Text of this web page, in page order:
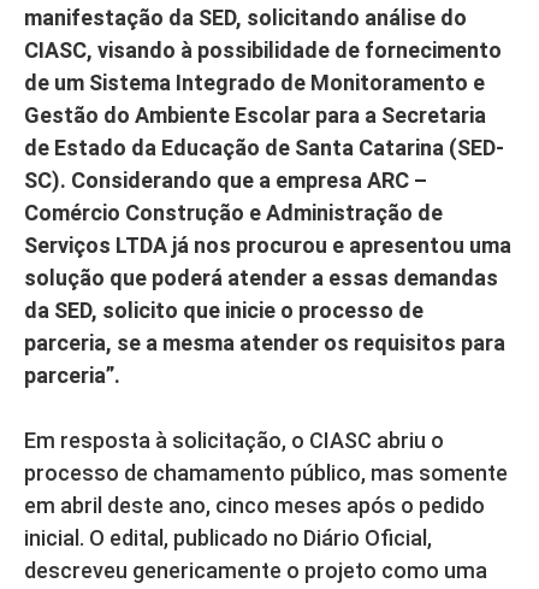
manifestação da SED, solicitando análise do
CIASC, visando à possibilidade de fornecimento
de um Sistema Integrado de Monitoramento e
Gestão do Ambiente Escolar para a Secretaria
de Estado da Educação de Santa Catarina (SED-
SC). Considerando que a empresa ARC –
Comércio Construção e Administração de
Serviços LTDA já nos procurou e apresentou uma
solução que poderá atender a essas demandas
da SED, solicito que inicie o processo de
parceria, se a mesma atender os requisitos para
parceria”.
Em resposta à solicitação, o CIASC abriu o
processo de chamamento público, mas somente
em abril deste ano, cinco meses após o pedido
inicial. O edital, publicado no Diário Oficial,
descreveu genericamente o projeto como uma